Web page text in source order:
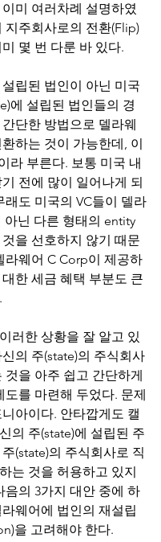
미 여러차례 설명하였
지주회사로의 전환(Flip)
몇 번 다룬 바 있다.
립된 법인이 아닌 미국
에 설립된 법인들의 경
단한 방법으로 델라웨
하는 것이 가능한데, 이
라 부른다. 보통 미국 내
전에 많이 일어나게 되
래도 미국의 VC들이 델라
아닌 다른 형태의 entity
을 선호하지 않기 때문
라웨어 C Corp이 제공하
한 세금 혜택 부분도 큰
러한 상황을 잘 알고 있
의 주(state)의 주식회사
것을 아주 쉽고 간단하게
도를 마련해 두었다. 문제
아이다. 안타깝게도 캘
의 주(state)에 설립된 주
(state)의 주식회사로 직
는 것을 허용하고 있지
음의 3가지 대안 중에 하
웨어에 법인의 재설립
을 고려해야 한다.